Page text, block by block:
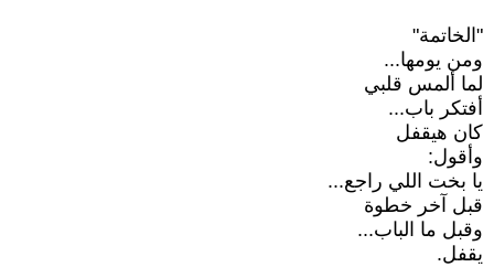
"الخاتمة"
ومن يومها...
لما ألمس قلبي
أفتكر باب...
كان هيقفل
وأقول:
يا بخت اللي راجع...
قبل آخر خطوة
وقبل ما الباب...
يقفل.